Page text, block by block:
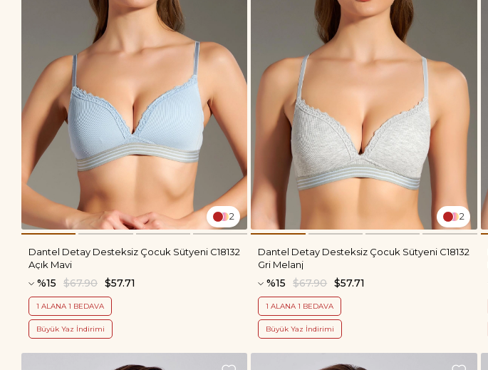
2
Dantel Detay Desteksiz Çocuk Sütyeni C18132
Açık Mavi
%15 $57.71
$67.90
1 ALANA 1 BEDAVA
Büyük Yaz İndirimi
2
Dantel Detay Desteksiz Çocuk Sütyeni C18132
Gri Melanj
%15 $57.71
$67.90
1 ALANA 1 BEDAVA
Büyük Yaz İndirimi